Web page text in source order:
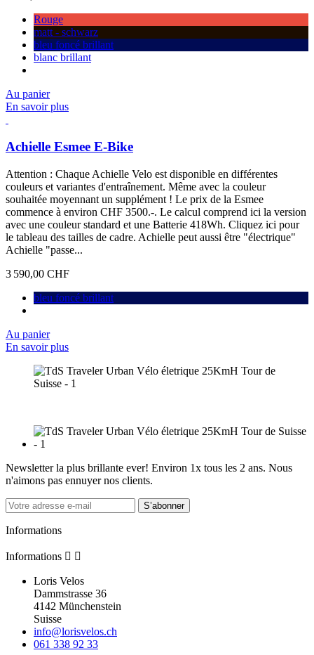
Rouge
matt - schwarz
bleu foncé brillant
blanc brillant
Au panier
En savoir plus
Achielle Esmee E-Bike
Attention : Chaque Achielle Velo est disponible en différentes
couleurs et variantes d'entraînement. Même avec la couleur
souhaitée moyennant un supplément ! Le prix de la Esmee
commence à environ CHF 3500.-. Le calcul comprend ici la version
avec une couleur standard et une Batterie 418Wh. Cliquez ici pour
le tableau des tailles de cadre. Achielle peut aussi être "électrique"
Achielle "passe...
3 590,00 CHF
bleu foncé brillant
Au panier
En savoir plus
Newsletter la plus brillante ever! Environ 1x tous les 2 ans. Nous
n'aimons pas ennuyer nos clients.
S’abonner
Informations
Informations  
Loris Velos
Dammstrasse 36
4142 Münchenstein
Suisse
info@lorisvelos.ch
061 338 92 33